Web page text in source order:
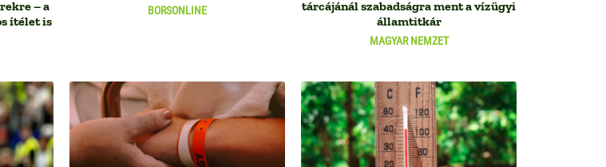
– a
ítélet is
BORSONLINE
MAGYAR NEMZET
tárcájánál szabadságra ment a vízügyi
államtitkár